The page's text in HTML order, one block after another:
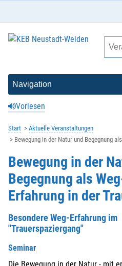
Vorlesen
Start
Aktuelle Veranstaltungen
Bewegung in der Natur und Begegnung
Bewegung in der
Begegnung als
Erfahrung in der
Besondere Weg-Erfahrung im
"Trauerspaziergang"
Seminar